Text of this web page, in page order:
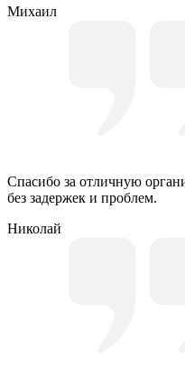
Михаил
Спасибо за отличную
без задержек и проблем.
Николай